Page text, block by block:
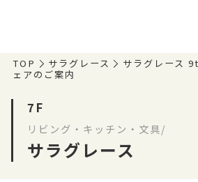
TOP サラグレース
サラグレース
ェアのご案内
7F
リビング・キッチン・文具/
サラグレース